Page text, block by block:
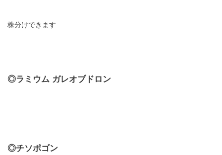
株分けできます
◎ラミウム ガレオブドロン
◎チソポゴン